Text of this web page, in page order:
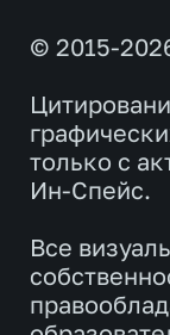
© 2015-
только с
Ин-Спейс.
Все